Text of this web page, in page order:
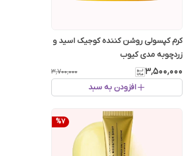
کرم کپسولی روشن‌ کننده کوجیک اسید و
زردچوبه مدی کیوب
۳٬۵۰۰٬۰۰۰ ۳٬۷۰۰٬۰۰۰
افزودن به سبد
%7